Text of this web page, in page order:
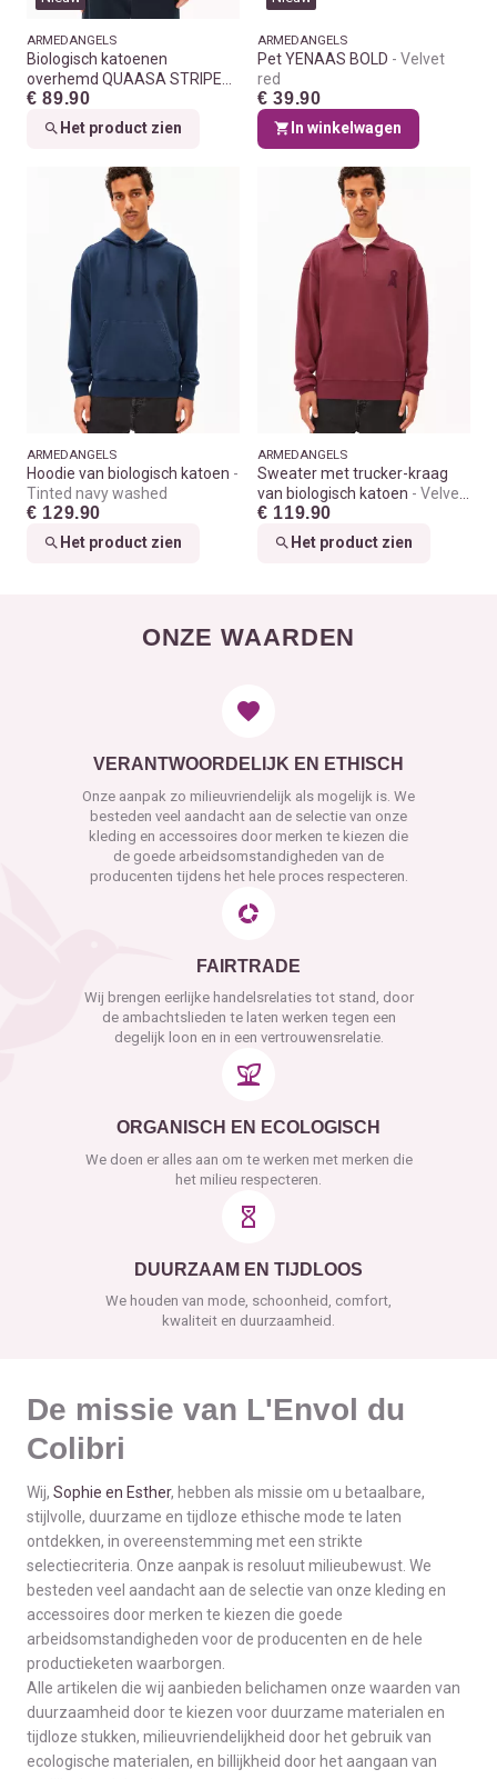
ARMEDANGELS
Biologisch katoenen
overhemd QUAASA STRIPES
Honey reed
€ 89.90
Het product zien
ARMEDANGELS
Pet YENAAS BOLD
Velvet
red
€ 39.90
In winkelwagen
ARMEDANGELS
Hoodie van biologisch katoen
Tinted navy washed
€ 129.90
Het product zien
ARMEDANGELS
Sweater met trucker-kraag
van biologisch katoen
Velvet
red washed
€ 119.90
Het product zien
ONZE WAARDEN
VERANTWOORDELIJK EN ETHISCH
Onze aanpak zo milieuvriendelijk als mogelijk is. We
besteden veel aandacht aan de selectie van onze
kleding en accessoires door merken te kiezen die
de goede arbeidsomstandigheden van de
producenten tijdens het hele proces respecteren.
FAIRTRADE
Wij brengen eerlijke handelsrelaties tot stand, door
de ambachtslieden te laten werken tegen een
degelijk loon en in een vertrouwensrelatie.
ORGANISCH EN ECOLOGISCH
We doen er alles aan om te werken met merken die
het milieu respecteren.
DUURZAAM EN TIJDLOOS
We houden van mode, schoonheid, comfort,
kwaliteit en duurzaamheid.
De missie van L'Envol du
Colibri
Wij, Sophie en Esther, hebben als missie om u betaalbare,
stijlvolle, duurzame en tijdloze ethische mode te laten
ontdekken, in overeenstemming met een strikte
selectiecriteria. Onze aanpak is resoluut milieubewust. We
besteden veel aandacht aan de selectie van onze kleding en
accessoires door merken te kiezen die goede
arbeidsomstandigheden voor de producenten en de hele
productieketen waarborgen.
Alle artikelen die wij aanbieden belichamen onze waarden van
duurzaamheid door te kiezen voor duurzame materialen en
tijdloze stukken, milieuvriendelijkheid door het gebruik van
ecologische materialen, en billijkheid door het aangaan van